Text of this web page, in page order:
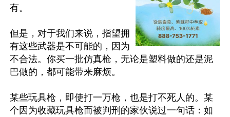
有。
但是，对于我们来说，指望拥
有这些武器是不可能的，因为
不合法。你买一批仿真枪，无论是塑料做的还是泥
巴做的，都可能带来麻烦。
某些玩具枪，即使打一万枪，也是打不死人的。某
个因为收藏玩具枪而被判刑的家伙说过一句话：如